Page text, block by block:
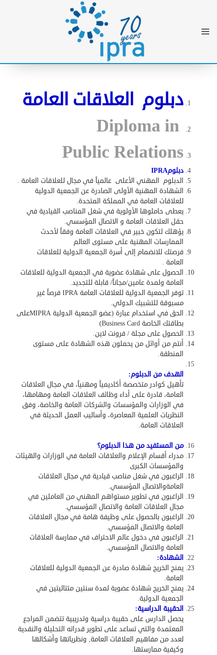
دبلوم العلاقات العامة
Public Relations
دبلومIPRA
الدبلوم المهني الأعلى عالمياً في مجال للعلاقات العامة.
الشهادة المهنية الأولى الصادرة عن الجمعية الدولية
للعلاقات العامة في المملكة المتحدة.
يعطى حاملوها الأولوية في شغل المناصب القيادية في
حقل العلاقات العامة و الاتصال المؤسسي.
يؤهلك لتكون خبير في العلاقات العامة وفقاً لأحدث
الممارسات المهنية على مستوى العالم
فرصتك للانضمام إلى أسرة الجمعية الدولية للعلاقات
العامة.
الحصول على شهادة عضوية في الجمعية الدولية للعلاقات
العامة ولمدة عامين/مجاناً/ قابلة للتجديد.
توفر الجمعية الدولية للعلاقات العامةIPRA
فرصاً غير
مسبوقة للتشبيك الدولي.
الحق في استخدام عبارة (عضو الجمعية الدولية MIPRAعلى
بطاقتك الخاصة Business Card
)
الحصول على مجلة / فرونت لاين.
أنتم من أوائل من يحملون هذه الشهادة على مستوى
المنطقة.
الهدف من الدبلوم:
تأهيل كوادر متخصصة أكاديمياً ومهنياً، في مجال العلاقات
العامة، قادرة على أداء وظائف العلاقات العامة ومهامها،
في الوزارات والمؤسسات والشركات العامة والخاصة، وفق
النظريات العلمية المعاصرة، وأساليب العمل الحديثة في
العلاقات العامة.
من المستفيد من هذا الدبلوم؟
مدراء أقسام الإعلام والعلاقات العامة في الوزارات والهيئات
والمؤسسات الكبرى
الراغبون في شغل مناصب قيادية في مجال العلاقات
العامةوالاتصال المؤسسي.
الراغبون في تطوير مستواهم المهني من العاملين في
مجال العلاقات العامة والاتصال المؤسسي.
الراغبون بالحصول على وظيفة هامة في مجال العلاقات
العامة والاتصال المؤسسي.
الراغبون في دخول عالم الاحتراف في ممارسة العلاقات
العامة والاتصال المؤسسي.
الشهادة:
يمنح الخريج شهادة صادرة عن الجمعية الدولية للعلاقات
العامة.
يمنح الخريج شهادة عضوية لمدة سنتين متتاليتين في
الجمعية الدولية.
الحقيبة الدراسية:
يحصل الدارس على حقيبة دراسية وتدريبية تتضمن المراجع
المعتمدة والتي تساعد على تطوير قدراته التحليلة والنقدية
لعدد من مفاهيم العلاقات العامة, ونظرياتها وأشكالها
وكيفية ممارستها.